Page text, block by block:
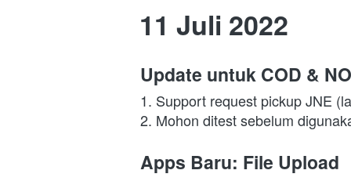
11 Juli 2022
Update untuk COD &
1. Support request pickup JNE
2. Mohon ditest sebelum
Apps Baru: File Upload